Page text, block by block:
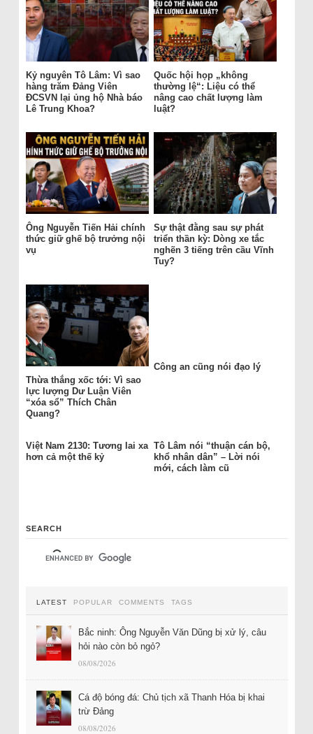
Kỷ nguyên Tô Lâm: Vì sao
hàng trăm Đảng Viên
ĐCSVN lại ủng hộ Nhà báo
Lê Trung Khoa?
Quốc hội họp „không
thường lệ“: Liệu có thể
nâng cao chất lượng làm
luật?
Ông Nguyễn Tiến Hải chính
thức giữ ghế bộ trưởng nội
vụ
Sự thật đằng sau sự phát
triển thần kỳ: Dòng xe tắc
nghẽn 3 tiếng trên cầu Vĩnh
Tuy?
Thừa thắng xốc tới: Vì sao
lực lượng Dư Luận Viên
“xóa sổ” Thích Chân
Quang?
Công an cũng nói đạo lý
Việt Nam 2130: Tương lai xa
hơn cả một thế kỷ
Tô Lâm nói “thuận cán bộ,
khổ nhân dân” – Lời nói
mới, cách làm cũ
SEARCH
LATEST POPULAR COMMENTS TAGS
Bắc ninh: Ông Nguyễn Văn Dũng bị xử lý, câu
hỏi nào còn bỏ ngỏ?
08/08/2026
Cá độ bóng đá: Chủ tịch xã Thanh Hóa bị khai
trừ Đảng
08/08/2026